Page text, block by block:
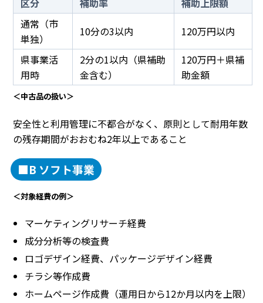
区分 補助率
補助上限額
通常（市
単独）
10分の3以内
120万円以内
県事業活
用時
2分の1以内（県補助
金含む）
120万円＋県補
助金額
＜中古品の扱い＞
安全性と利用管理に不都合がなく、原則として耐用年数
の残存期間がおおむね2年以上であること
■B ソフト事業
＜対象経費の例＞
マーケティングリサーチ経費
成分分析等の検査費
ロゴデザイン経費、パッケージデザイン経費
チラシ等作成費
ホームページ作成費（運用日から12か月以内を上限）